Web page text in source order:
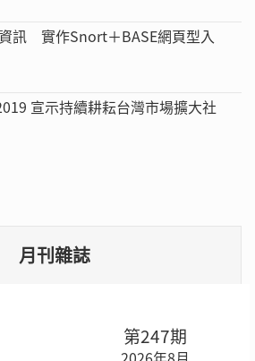
訊 實作Snort＋BASE網頁型入
宣示持續耕耘台灣市場擴大社
月刊雜誌
第247期